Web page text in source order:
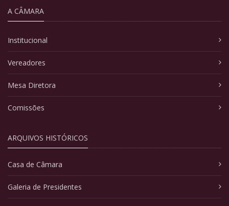
A CÂMARA
Institucional
Vereadores
Mesa Diretora
Comissões
ARQUIVOS HISTÓRICOS
Casa de Câmara
Galeria de Presidentes